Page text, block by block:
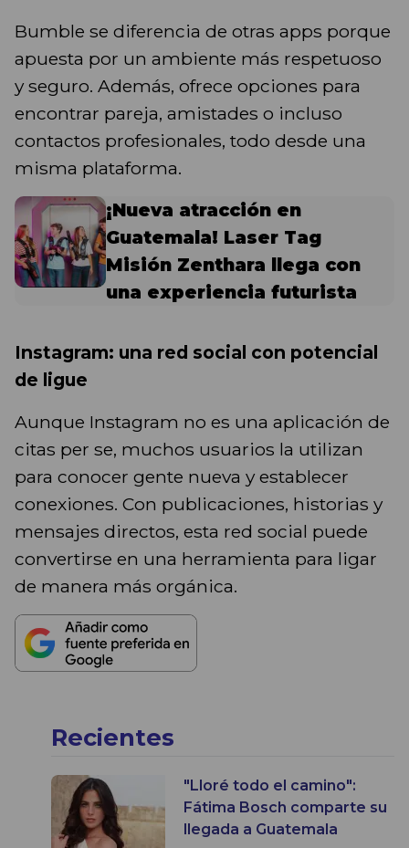
Bumble se diferencia de otras apps porque
apuesta por un ambiente más respetuoso
y seguro. Además, ofrece opciones para
encontrar pareja, amistades o incluso
contactos profesionales, todo desde una
misma plataforma.
¡Nueva atracción en
Guatemala! Laser Tag
Misión Zenthara llega con
una experiencia futurista
Instagram: una red social con potencial
de ligue
Aunque Instagram no es una aplicación de
citas per se, muchos usuarios la utilizan
para conocer gente nueva y establecer
conexiones. Con publicaciones, historias y
mensajes directos, esta red social puede
convertirse en una herramienta para ligar
de manera más orgánica.
Recientes
"Lloré todo el camino":
Fátima Bosch comparte su
llegada a Guatemala